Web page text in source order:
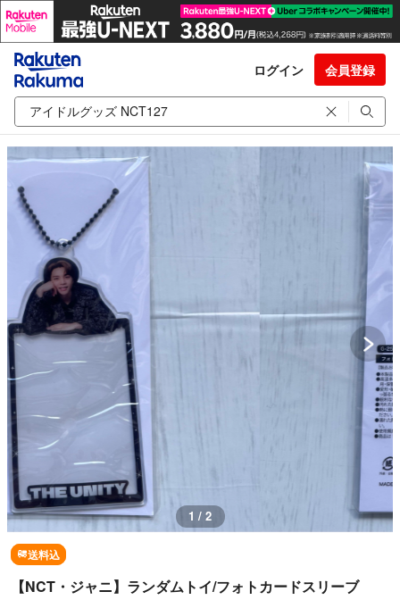
ログイン 会員登録
1 / 2
送料込
【NCT・ジャニ】ランダムトイ/フォトカードスリーブ